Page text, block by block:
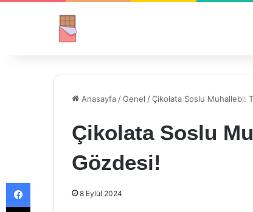
Anasayfa /Genel /Çikolata Soslu Muhallebi:
Çikolata Soslu
Gözdesi!
8 Eylül 2024
Facebook
X